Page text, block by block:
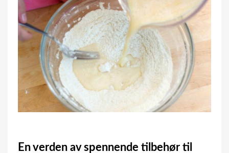
En verden av spennende tilbehør til